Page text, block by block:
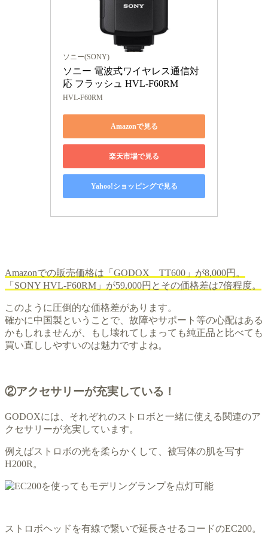
ソニー(SONY)
ソニー 電波式ワイヤレス通信対
応 フラッシュ HVL-F60RM
HVL-F60RM
Amazonで見る
楽天市場で見る
Yahoo!ショッピングで見る
Amazonでの販売価格は「GODOX TT600」が8,000円。
「SONY HVL-F60RM」が59,000円とその価格差は7倍程度。
このように圧倒的な価格差があります。
確かに中国製ということで、故障やサポート等の心配はある
かもしれませんが、もし壊れてしまっても純正品と比べても
買い直ししやすいのは魅力ですよね。
②アクセサリーが充実している！
GODOXには、それぞれのストロボと一緒に使える関連のア
クセサリーが充実しています。
例えばストロボの光を柔らかくして、被写体の肌を写す
H200R。
ストロボヘッドを有線で繋いで延長させるコードのEC200。